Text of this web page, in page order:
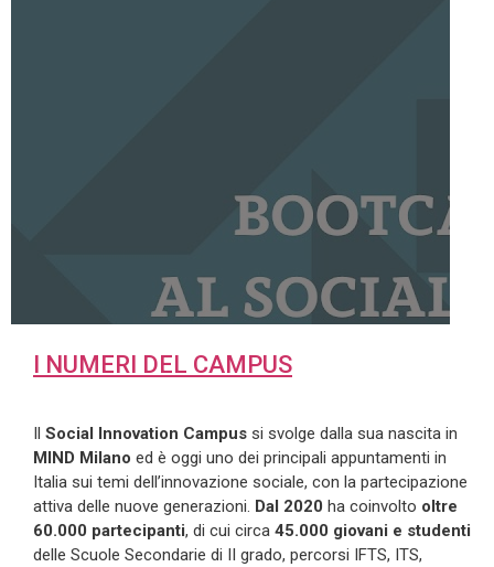
I NUMERI DEL CAMPUS
Il Social Innovation Campus si svolge dalla sua nascita in
MIND Milano ed è oggi uno dei principali appuntamenti in
Italia sui temi dell’innovazione sociale, con la partecipazione
attiva delle nuove generazioni. Dal 2020 ha coinvolto oltre
60.000 partecipanti, di cui circa 45.000 giovani e studenti
delle Scuole Secondarie di II grado, percorsi IFTS, ITS,